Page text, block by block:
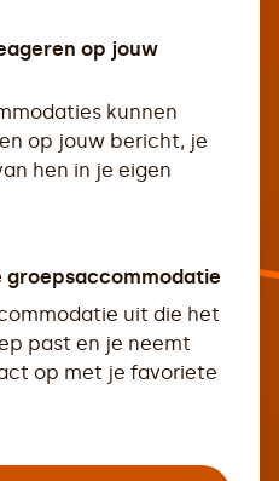
op jouw
kunnen
op jouw bericht, je
hen in je eigen
groepsaccommodatie
uit die het
past en je neemt
op met je favoriete